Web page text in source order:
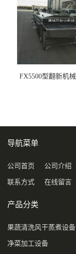
FX5500型翻新机
导航菜单
公司首页 公司介绍
联系方式 在线留言
产品分类
果蔬清洗风干蒸煮设备
净菜加工设备